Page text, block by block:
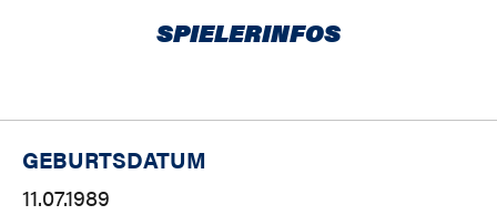
SPIELERINFOS
GEBURTSDATUM
11.07.1989